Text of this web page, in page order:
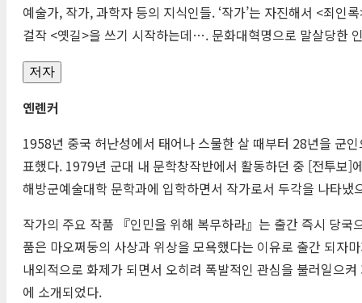
예술가, 작가, 과학자 등의 지식인들. ‘작가’는 자진해서 <죄
걸작 <옛길>을 쓰기 시작하는데…. 문화대혁명으로 말살당한
저자
옌롄커
1958년 중국 허난성에서 태어나 스물한 살 때부터 28년을 군
표했다. 1979년 군대 내 문학창작반에서 활동하던 중 [전투보]
해방군예술대학 문학과에 입학하면서 작가로서 두각을 나타
작가의 주요 작품 『인민을 위해 복무하라』는 출간 즉시 당
품은 마오쩌둥의 사상과 위상을 모욕했다는 이유로 출간 되자
내외적으로 화제가 되면서 오히려 폭발적인 관심을 불러일으
에 소개되었다.